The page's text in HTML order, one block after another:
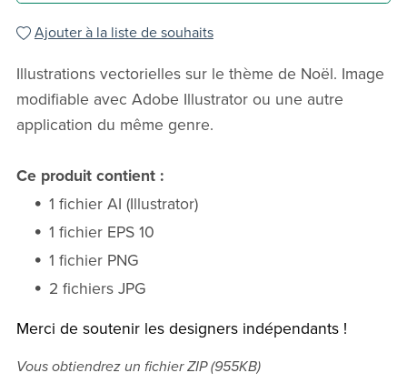
Ajouter à la liste de souhaits
Illustrations vectorielles sur le thème de Noël. Image
modifiable avec Adobe Illustrator ou une autre
application du même genre.
Ce produit contient :
1 fichier AI (Illustrator)
1 fichier EPS 10
1 fichier PNG
2 fichiers JPG
Merci de soutenir les designers indépendants !
Vous obtiendrez un fichier ZIP(955KB)